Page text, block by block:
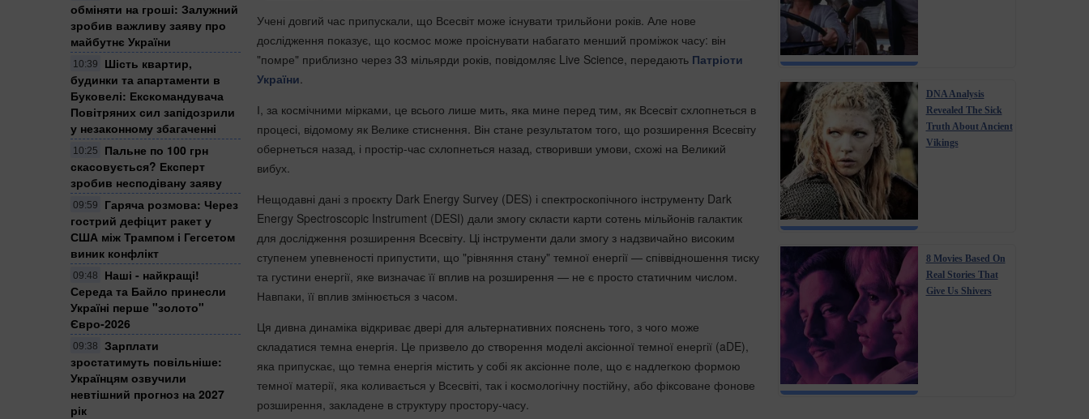
обміняти на гроші: Залужний
зробив важливу заяву про
майбутнє України
10:39
Шість квартир,
будинки та апартаменти в
Буковелі: Екскомандувача
Повітряних сил запідозрили
у незаконному збагаченні
10:25
Пальне по 100 грн
скасовується? Експерт
зробив несподівану заяву
09:59
Гаряча розмова: Через
гострий дефіцит ракет у
США між Трампом і Гегсетом
виник конфлікт
09:48
Наші - найкращі!
Середа та Байло принесли
Україні перше "золото"
Євро-2026
09:38
Зарплати
зростатимуть повільніше:
Українцям озвучили
невтішний прогноз на 2027
рік
Учені довгий час припускали, що Всесвіт може існувати трильйони років. Але нове
дослідження показує, що космос може проіснувати набагато менший проміжок часу: він
"помре" приблизно через 33 мільярди років, повідомляє Live Science, передають Патріоти
України.
І, за космічними мірками, це всього лише мить, яка мине перед тим, як Всесвіт схлопнеться в
процесі, відомому як Велике стиснення. Він стане результатом того, що розширення Всесвіту
обернеться назад, і простір-час схлопнеться назад, створивши умови, схожі на Великий
вибух.
Нещодавні дані з проєкту Dark Energy Survey (DES) і спектроскопічного інструменту Dark
Energy Spectroscopic Instrument (DESI) дали змогу скласти карти сотень мільйонів галактик
для дослідження розширення Всесвіту. Ці інструменти дали змогу з надзвичайно високим
ступенем упевненості припустити, що "рівняння стану" темної енергії — співвідношення тиску
та густини енергії, яке визначає її вплив на розширення — не є просто статичним числом.
Навпаки, її вплив змінюється з часом.
Ця дивна динаміка відкриває двері для альтернативних пояснень того, з чого може
складатися темна енергія. Це призвело до створення моделі аксіонної темної енергії (aDE),
яка припускає, що темна енергія містить у собі як аксіонне поле, що є надлегкою формою
темної матерії, яка коливається у Всесвіті, так і космологічну постійну, або фіксоване фонове
розширення, закладене в структуру простору-часу.
DNA Analysis
Revealed The Sick
Truth About Ancient
Vikings
8 Movies Based On
Real Stories That
Give Us Shivers